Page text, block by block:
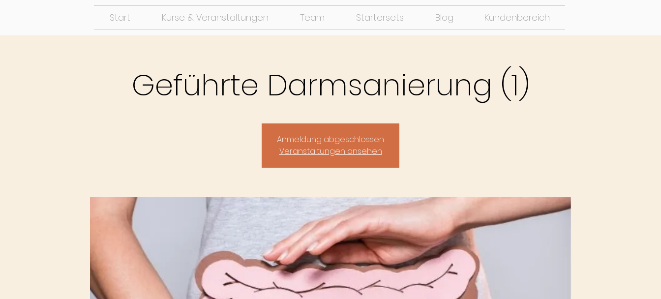
Start Kurse & Veranstaltungen Team Startersets Blog Kundenbereich
Geführte Darmsanierung (1)
Anmeldung abgeschlossen
Veranstaltungen ansehen